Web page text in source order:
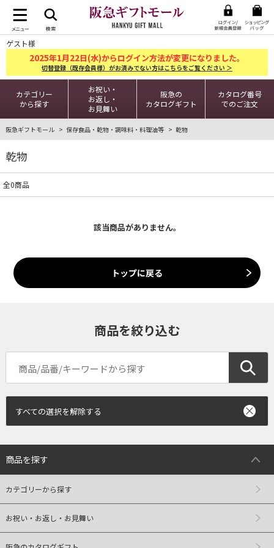
ゲスト様
2025年1月22日(水)からログイン方法が変更になりました。
切替登録（既存会員様）がお済みでない方はこちらをご覧ください ＞
カテゴリー
から探す
お祝い・
お返し・
お見舞い
阪急の
カタログギフト
カタログ番号
でのご注文
阪急ギフトモール 保存食品・乾物・調味料・料理油等 乾物
乾物
全0商品
該当商品がありません。
トップに戻る
商品を絞り込む
すべての選択を解除する
商品を探す
カテゴリーから探す
お祝い・お返し・お見舞い